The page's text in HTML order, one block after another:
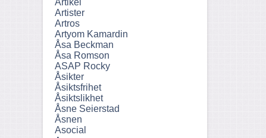
Artikel
Artister
Artros
Artyom Kamardin
Åsa Beckman
Åsa Romson
ASAP Rocky
Åsikter
Åsiktsfrihet
Åsiktslikhet
Åsne Seierstad
Åsnen
Asocial